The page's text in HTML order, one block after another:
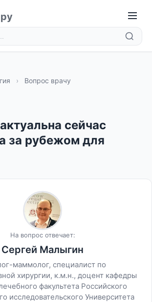
› Вопрос врачу
сейчас
за рубежом для
На вопрос отвечает:
Сергей Малыгин
маммолог, специалист по
хирургии, к.м.н., доцент кафедры
факультета Российского
исследовательского Университета